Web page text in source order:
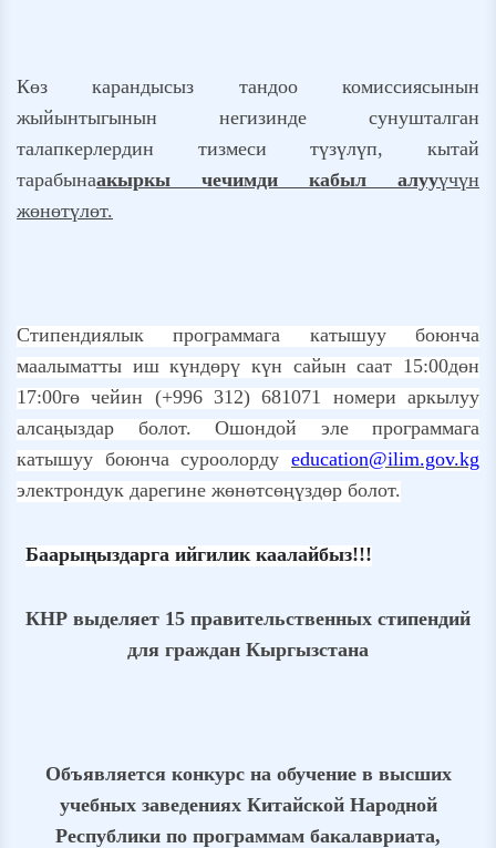
Көз карандысыз тандоо комиссиясынын
жыйынтыгынын негизинде сунушталган
талапкерлердин тизмеси түзүлүп, кытай
тарабынаакыркы чечимди кабыл алууүчүн
жөнөтүлөт.
Стипендиялык программага катышуу боюнча
маалыматты иш күндөрү күн сайын саат 15:00дөн
17:00гө чейин (+996 312) 681071 номери аркылуу
алсаңыздар болот. Ошондой эле программага
катышуу боюнча суроолорду education@ilim.gov.kg
электрондук дарегине жөнөтсөңүздөр болот.
Баарыңыздарга ийгилик каалайбыз!!!
КНР выделяет 15 правительственных стипендий
для граждан Кыргызстана
Объявляется конкурс на обучение в высших
учебных заведениях Китайской Народной
Республики по программам бакалавриата,